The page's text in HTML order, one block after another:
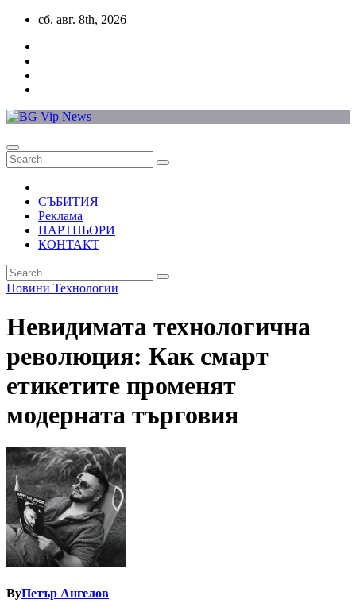
Skip
content
сб. авг. 8th, 2026
СЪБИТИЯ
Реклама
ПАРТНЬОРИ
КОНТАКТ
Новини Технологии
Невидимата технологична
революция: Как смарт
етикетите променят
модерната търговия
ByПетър Ангелов